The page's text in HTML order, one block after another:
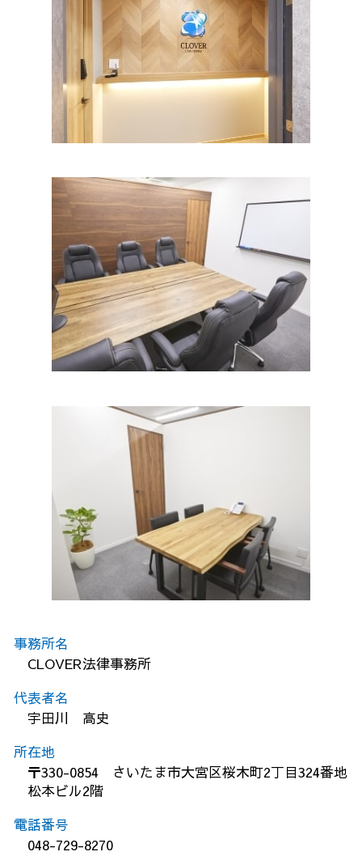
事務所名
CLOVER法律事務所
代表者名
宇田川 高史
所在地
〒330-0854 さいたま市大宮区桜木町2丁目324番地
松本ビル2階
電話番号
048-729-8270